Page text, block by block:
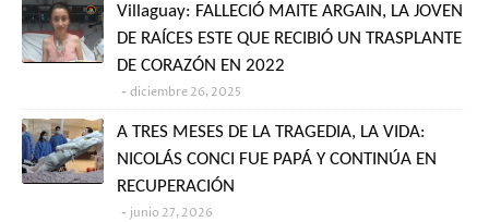
Villaguay: FALLECIÓ MAITE ARGAIN, LA JOVEN
DE RAÍCES ESTE QUE RECIBIÓ UN TRASPLANTE
DE CORAZÓN EN 2022
diciembre 26, 2025
A TRES MESES DE LA TRAGEDIA, LA VIDA:
NICOLÁS CONCI FUE PAPÁ Y CONTINÚA EN
RECUPERACIÓN
junio 27, 2026